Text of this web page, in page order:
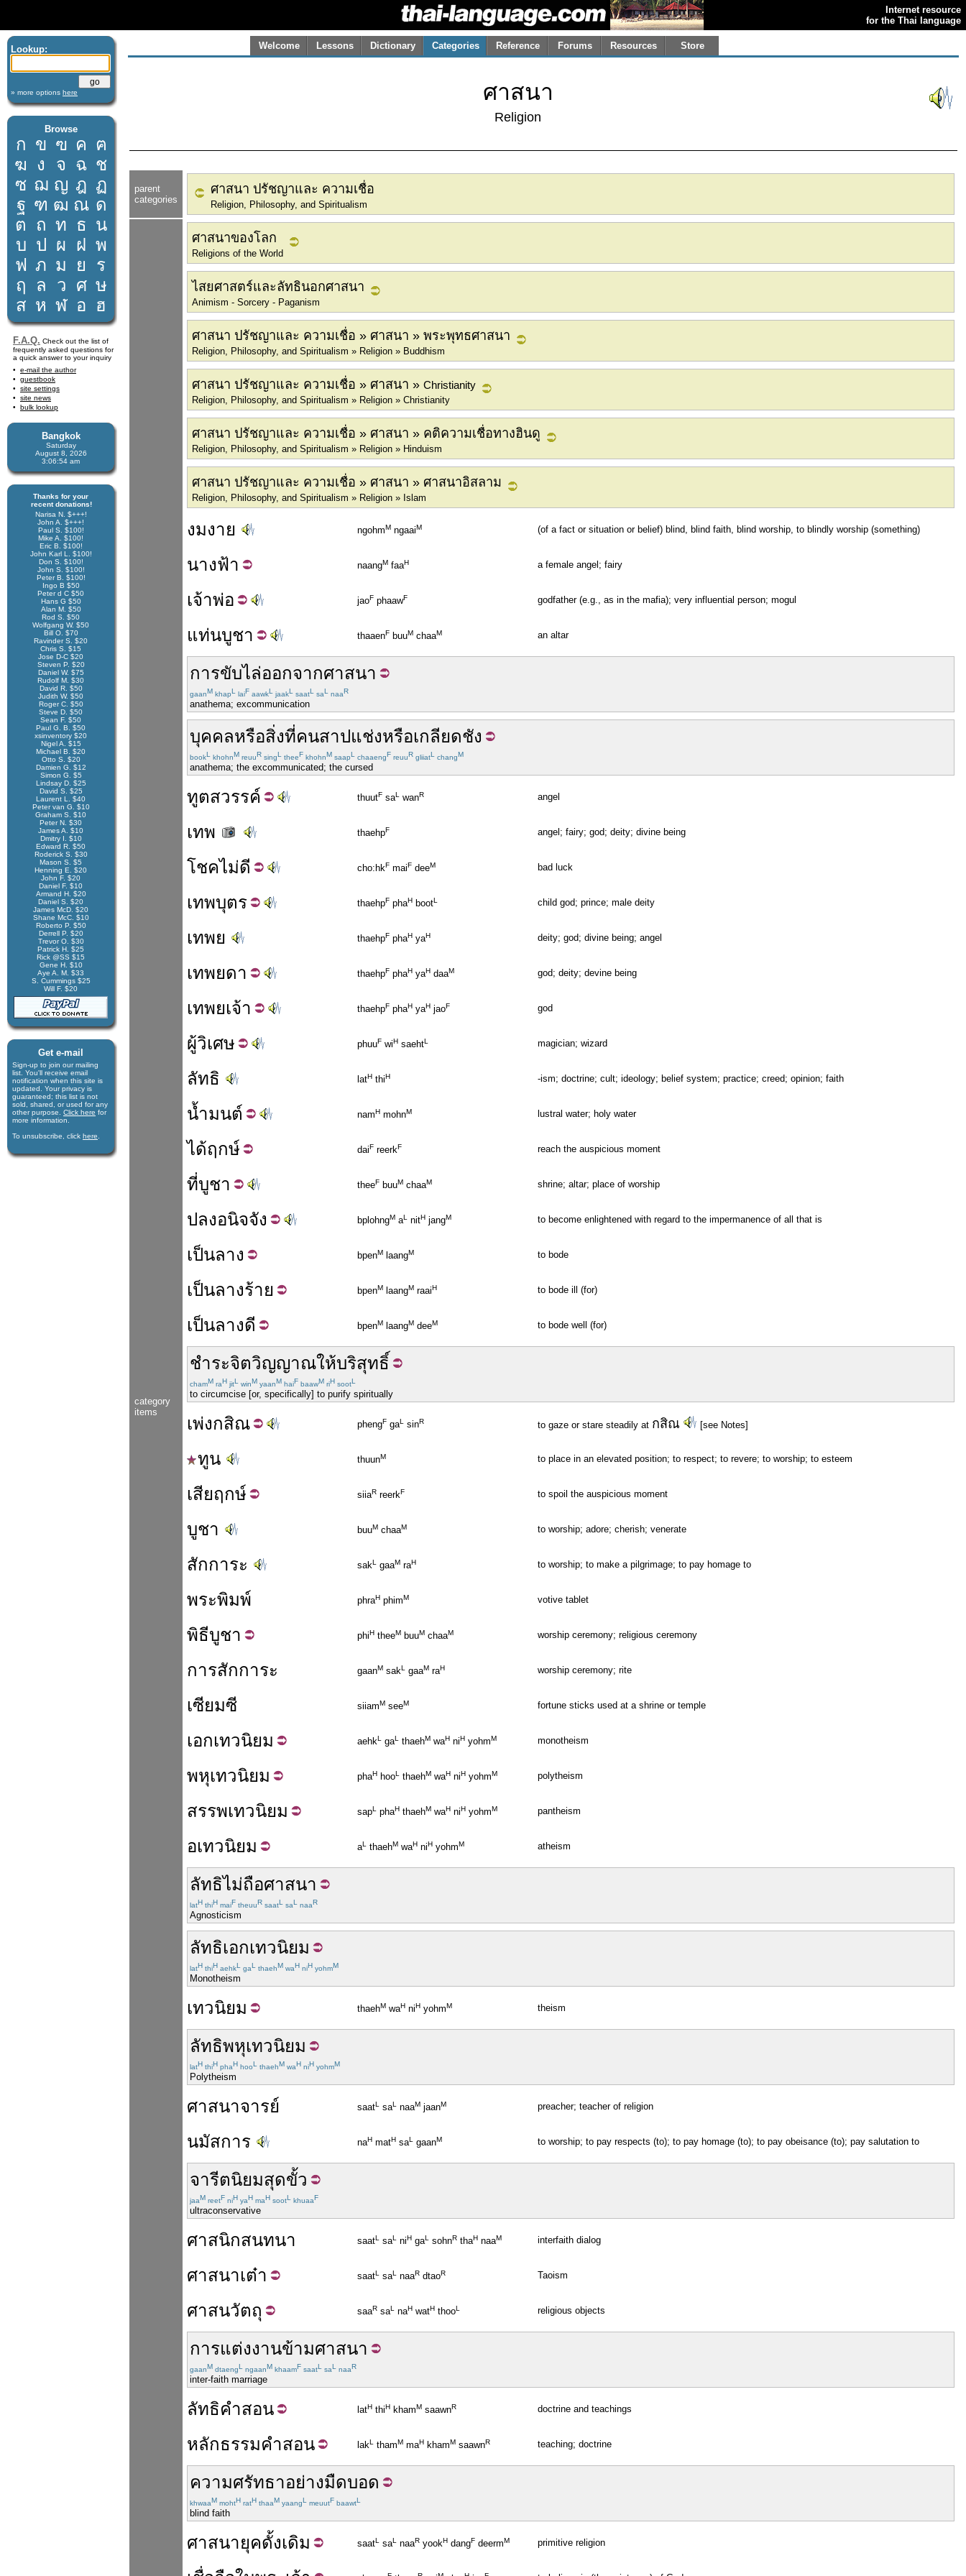
Internet resource
for the Thai language
Lookup:
» more options here
Browse
ก ข ฃ ค ฅ
ฆ ง จ ฉ ช
ซ ฌ ญ ฎ ฏ
ฐ ฑ ฒ ณ ด
ต ถ ท ธ น
บ ป ผ ฝ พ
ฟ ภ ม ย
ร
ฤ
ล ว ศ ษ
ส ห ฬ อ ฮ
F.A.Q. Check out the list of
frequently asked questions for
a quick answer to your inquiry
e-mail the author
guestbook
site settings
site news
bulk lookup
Bangkok
Saturday
August 8, 2026
3:06:55 am
Thanks for your
recent donations!
Narisa N. $+++!
John A. $+++!
Paul S. $100!
Mike A. $100!
Eric B. $100!
John Karl L. $100!
Don S. $100!
John S. $100!
Peter B. $100!
Ingo B $50
Peter d C $50
Hans G $50
Alan M. $50
Rod S. $50
Wolfgang W. $50
Bill O. $70
Ravinder S. $20
Chris S. $15
Jose D-C $20
Steven P. $20
Daniel W. $75
Rudolf M. $30
David R. $50
Judith W. $50
Roger C. $50
Steve D. $50
Sean F. $50
Paul G. B. $50
xsinventory $20
Nigel A. $15
Michael B. $20
Otto S. $20
Damien G. $12
Simon G. $5
Lindsay D. $25
David S. $25
Laurent L. $40
Peter van G. $10
Graham S. $10
Peter N. $30
James A. $10
Dmitry I. $10
Edward R. $50
Roderick S. $30
Mason S. $5
Henning E. $20
John F. $20
Daniel F. $10
Armand H. $20
Daniel S. $20
James McD. $20
Shane McC. $10
Roberto P. $50
Derrell P. $20
Trevor O. $30
Patrick H. $25
Rick @SS $15
Gene H. $10
Aye A. M. $33
S. Cummings $25
Will F. $20
Get e-mail
Sign-up to join our mail­ing
list. You'll receive e­mail
notification when this site is
updated. Your privacy is
guaran­teed; this list is not
sold, shared, or used for any
other purpose. Click here for
more infor­mation.
To unsubscribe, click here
Welcome Lessons Dictionary Categories Reference Forums Resources Store
ศาสนา
Religion
parent
categories
ศาสนา ปรัชญาและ ความเชื่อ
Religion, Philosophy, and Spiritualism
category
items
ศาสนาของโลก
Religions of the World
ไสยศาสตร์และลัทธินอกศาสนา
Animism - Sorcery - Paganism
ศาสนา ปรัชญาและ ความเชื่อ » ศาสนา » พระพุทธศาสนา
Religion, Philosophy, and Spiritualism » Religion » Buddhism
ศาสนา ปรัชญาและ ความเชื่อ » ศาสนา » Christianity
Religion, Philosophy, and Spiritualism » Religion » Christianity
ศาสนา ปรัชญาและ ความเชื่อ » ศาสนา » คติความเชื่อทางฮินดู
Religion, Philosophy, and Spiritualism » Religion » Hinduism
ศาสนา ปรัชญาและ ความเชื่อ » ศาสนา » ศาสนาอิสลาม
Religion, Philosophy, and Spiritualism » Religion » Islam
งมงาย ngohmM ngaaiM (of a fact or situation or belief) blind, blind faith, blind worship, to blindly worship (something)
นางฟ้า naangM faaH a female angel; fairy
เจ้าพ่อ jaoF phaawF godfather (e.g., as in the mafia); very influential person; mogul
แท่นบูชา thaaenF buuM chaaM an altar
การขับไล่ออกจากศาสนา
gaanM khapL laiF aawkL jaakL saatL saL naaR
anathema; excommunication
บุคคลหรือสิ่งที่คนสาปแช่งหรือเกลียดชัง
bookL khohnM reuuR singL theeF khohnM saapL chaaengF reuuR gliiatL changM
anathema; the excommunicated; the cursed
ทูตสวรรค์ thuutF saL wanR angel
เทพ thaehpF angel; fairy; god; deity; divine being
โชคไม่ดี cho:hkF maiF deeM bad luck
เทพบุตร thaehpF phaH bootL child god; prince; male deity
เทพย thaehpF phaH yaH deity; god; divine being; angel
เทพยดา thaehpF phaH yaH daaM god; deity; devine being
เทพยเจ้า thaehpF phaH yaH jaoF god
ผู้วิเศษ phuuF wiH saehtL magician; wizard
ลัทธิ latH thiH -ism; doctrine; cult; ideology; belief system; practice; creed; opinion; faith
น้ำมนต์ namH mohnM lustral water; holy water
ได้ฤกษ์ daiF reerkF reach the auspicious moment
ที่บูชา theeF buuM chaaM shrine; altar; place of worship
ปลงอนิจจัง bplohngM aL nitH jangM to become enlightened with regard to the impermanence of all that is
เป็นลาง bpenM laangM to bode
เป็นลางร้าย bpenM laangM raaiH to bode ill (for)
เป็นลางดี bpenM laangM deeM to bode well (for)
ชำระจิตวิญญาณให้บริสุทธิ์
chamM raH jitL winM yaanM haiF baawM riH sootL
to circumcise [or, specifically] to purify spiritually
เพ่งกสิณ phengF gaL sinR to gaze or stare steadily at กสิณ [see Notes]
ทูน thuunM to place in an elevated position; to respect; to revere; to worship; to esteem
เสียฤกษ์ siiaR reerkF to spoil the auspicious moment
บูชา buuM chaaM to worship; adore; cherish; venerate
สักการะ sakL gaaM raH to worship; to make a pilgrimage; to pay homage to
พระพิมพ์ phraH phimM votive tablet
พิธีบูชา phiH theeM buuM chaaM worship ceremony; religious ceremony
การสักการะ gaanM sakL gaaM raH worship ceremony; rite
เซียมซี siiamM seeM fortune sticks used at a shrine or temple
เอกเทวนิยม aehkL gaL thaehM waH niH yohmM monotheism
พหุเทวนิยม phaH hooL thaehM waH niH yohmM polytheism
สรรพเทวนิยม sapL phaH thaehM waH niH yohmM pantheism
อเทวนิยม aL thaehM waH niH yohmM atheism
ลัทธิไม่ถือศาสนา
latH thiH maiF theuuR saatL saL naaR
Agnosticism
ลัทธิเอกเทวนิยม
latH thiH aehkL gaL thaehM waH niH yohmM
Monotheism
เทวนิยม thaehM waH niH yohmM theism
ลัทธิพหุเทวนิยม
latH thiH phaH hooL thaehM waH niH yohmM
Polytheism
ศาสนาจารย์ saatL saL naaM jaanM preacher; teacher of religion
นมัสการ naH matH saL gaanM to worship; to pay respects (to); to pay homage (to); to pay obeisance (to); pay salutation to
จารีตนิยมสุดขั้ว
jaaM reetF niH yaH maH sootL khuaaF
ultraconservative
ศาสนิกสนทนา saatL saL niH gaL sohnR thaH naaM interfaith dialog
ศาสนาเต๋า saatL saL naaR dtaoR Taoism
ศาสนวัตถุ saaR saL naH watH thooL religious objects
การแต่งงานข้ามศาสนา
gaanM dtaengL ngaanM khaamF saatL saL naaR
inter-faith marriage
ลัทธิคำสอน latH thiH khamM saawnR doctrine and teachings
หลักธรรมคำสอน lakL thamM maH khamM saawnR teaching; doctrine
ความศรัทธาอย่างมืดบอด
khwaaM mohtH ratH thaaM yaangL meuutF baawtL
blind faith
ศาสนายุคดั้งเดิม saatL saL naaR yookH dangF deermM primitive religion